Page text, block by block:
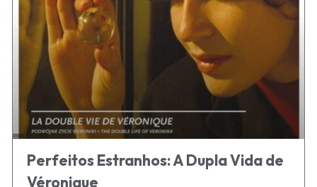
Perfeitos Estranhos: A Dupla Vida de
Véronique